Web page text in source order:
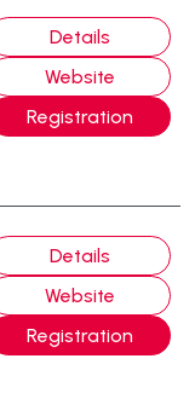
Details
Website
Registration
Details
Website
Registration